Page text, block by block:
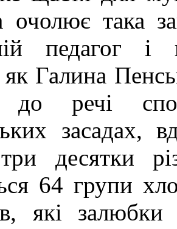
очолює така
педагог і
як Галина
до речі
засадах,
десятки
64 групи
які залюбки